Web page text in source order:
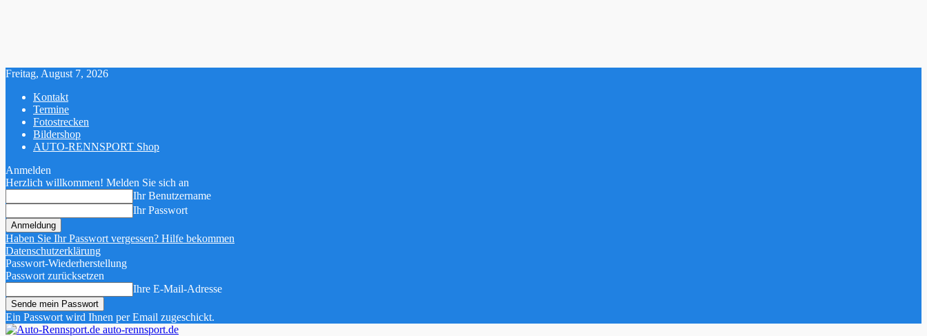
Freitag, August 7, 2026
Kontakt
Termine
Fotostrecken
Bildershop
AUTO-RENNSPORT Shop
Anmelden
Herzlich willkommen! Melden Sie sich an
Ihr Benutzername
Ihr Passwort
Haben Sie Ihr Passwort vergessen? Hilfe bekommen
Datenschutzerklärung
Passwort-Wiederherstellung
Passwort zurücksetzen
Ihre E-Mail-Adresse
Ein Passwort wird Ihnen per Email zugeschickt.
auto-rennsport.de